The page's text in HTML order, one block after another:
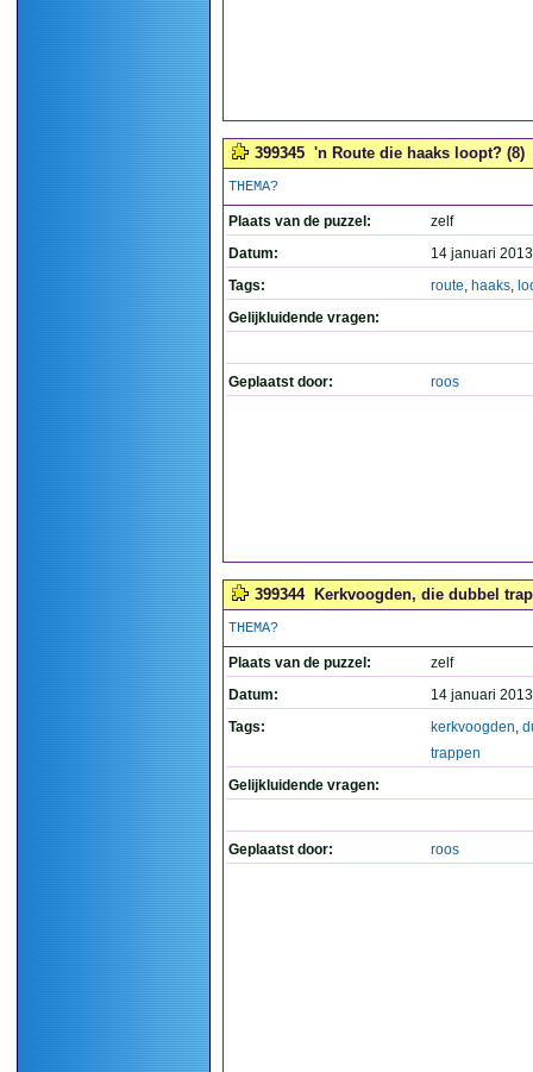
399345 'n Route die haaks loopt? (8)
THEMA?
Plaats van de puzzel:
zelf
Datum:
14 januari
Tags:
route, haaks,
Gelijkluidende vragen:
Geplaatst door: roos
399344 Kerkvoogden, die dubbel
THEMA?
Plaats van de puzzel:
zelf
Datum:
14 januari
Tags:
kerkvoogden,
trappen
Gelijkluidende vragen:
Geplaatst door: roos